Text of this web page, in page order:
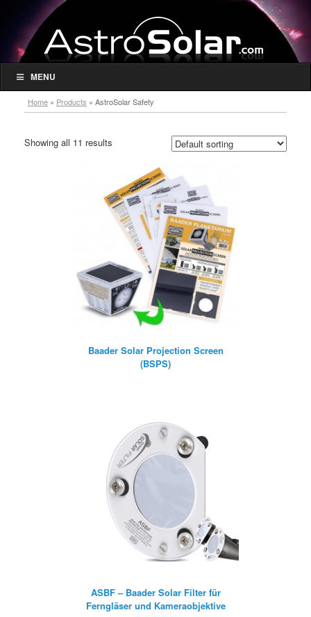
MENU
Home » Products » AstroSolar Safety
Showing all 11 results
Baader Solar Projection Screen
(BSPS)
ASBF – Baader Solar Filter für
Ferngläser und Kameraobjektive